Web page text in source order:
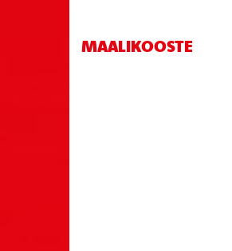
MAALIKOOSTE